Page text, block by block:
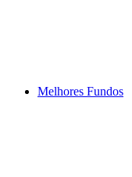
Melhores Fundos